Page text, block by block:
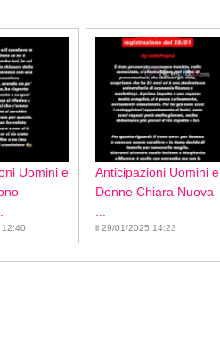
Uomini e
Anticipazioni Uomini e
Donne Chiara Nuova
il 29/01/2025 14:23